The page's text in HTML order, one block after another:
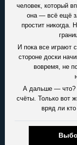
человек, который
она — всё ещё
простит никогда.
И пока все играют
стороне доски
вовремя, не
А дальше — что?
счёты. Только вот
вряд ли